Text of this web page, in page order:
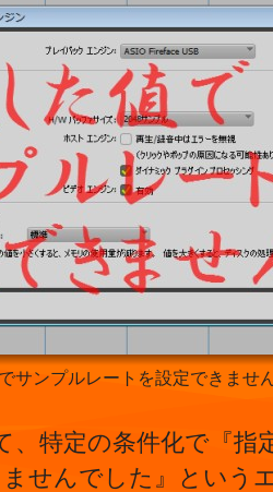
でサンプルレートを設定できませ
、特定の条件化で『
せんでした』という